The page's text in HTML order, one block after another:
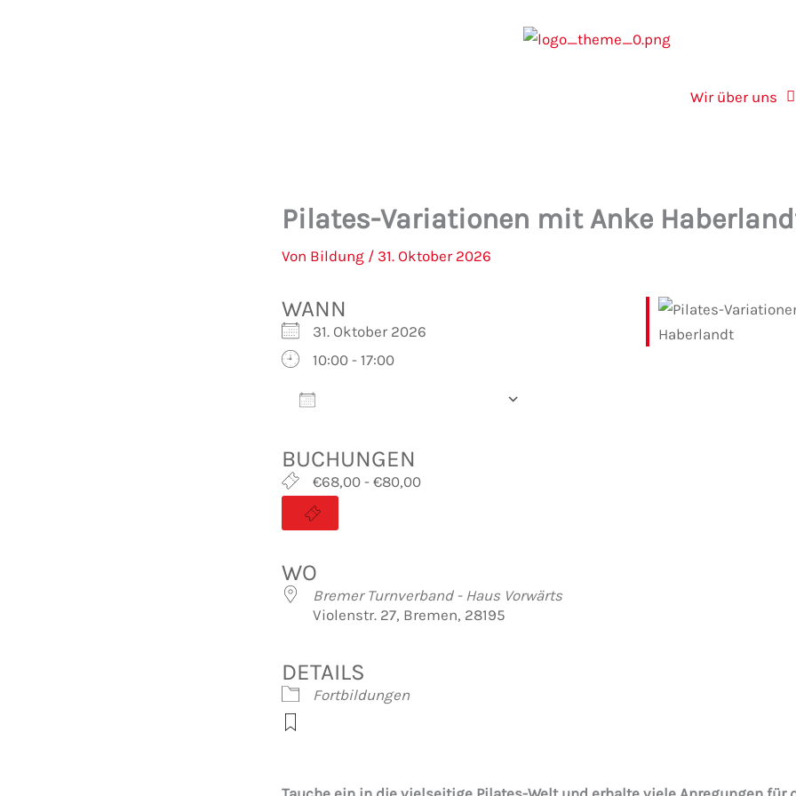
Wir über uns
Pilates-Variationen mit Anke
Von Bildung / 31. Oktober 2026
WANN
31. Oktober 2026
10:00 - 17:00
BUCHUNGEN
€68,00 - €80,00
WO
Bremer Turnverband - Haus Vorwärts
Violenstr. 27, Bremen, 28195
DETAILS
Fortbildungen